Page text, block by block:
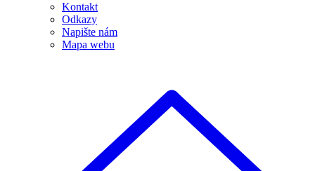
Kontakt
Odkazy
Napište nám
Mapa webu